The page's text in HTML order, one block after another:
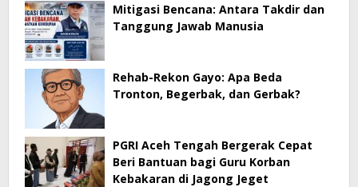
Mitigasi Bencana: Antara Takdir dan
Tanggung Jawab Manusia
Rehab-Rekon Gayo: Apa Beda
Tronton, Begerbak, dan Gerbak?
PGRI Aceh Tengah Bergerak Cepat
Beri Bantuan bagi Guru Korban
Kebakaran di Jagong Jeget